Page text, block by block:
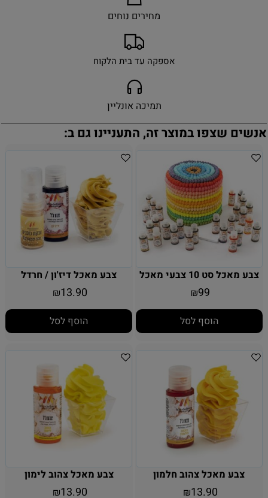
מחירים נוחים
אספקה עד בית הלקוח
תמיכה אונליין
אנשים שצפו במוצר זה, התעניינו גם ב:
צבע מאכל סט 10 צבעי מאכל
₪99
הוסף לסל
צבע מאכל דיז'ון / חרדל
₪13.90
הוסף לסל
צבע מאכל צהוב חלמון
₪13.90
צבע מאכל צהוב לימון
₪13.90